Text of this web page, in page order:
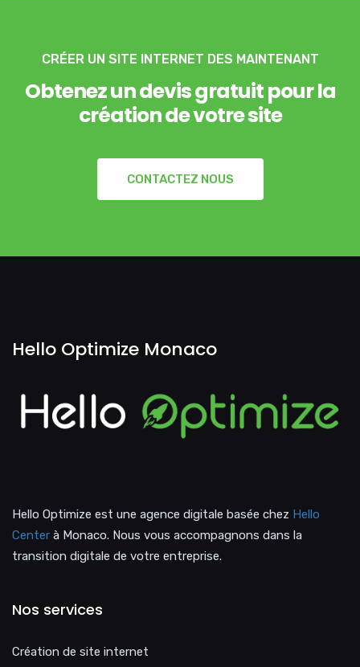
CRÉER UN SITE INTERNET DES MAINTENANT
Obtenez un devis gratuit pour la
création de votre site
CONTACTEZ NOUS
Hello Optimize Monaco
Hello Optimize est une agence digitale basée chez Hello
Center à Monaco. Nous vous accompagnons dans la
transition digitale de votre entreprise.
Nos services
Création de site internet